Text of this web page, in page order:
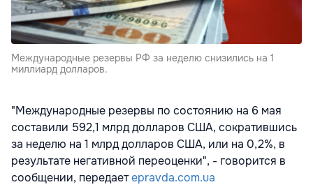
Международные резервы РФ за неделю снизились на 1
миллиард долларов.
"Международные резервы по состоянию на 6 мая
составили 592,1 млрд долларов США, сократившись
за неделю на 1 млрд долларов США, или на 0,2%, в
результате негативной переоценки", - говорится в
сообщении, передаетepravda.com.ua